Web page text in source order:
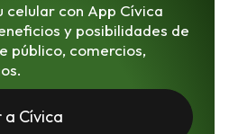
celular con App Cívica
y posibilidades de
público, comercios,
a Cívica